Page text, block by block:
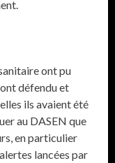
ont pu
défendu et
ils avaient été
au DASEN que
en particulier
lancées par